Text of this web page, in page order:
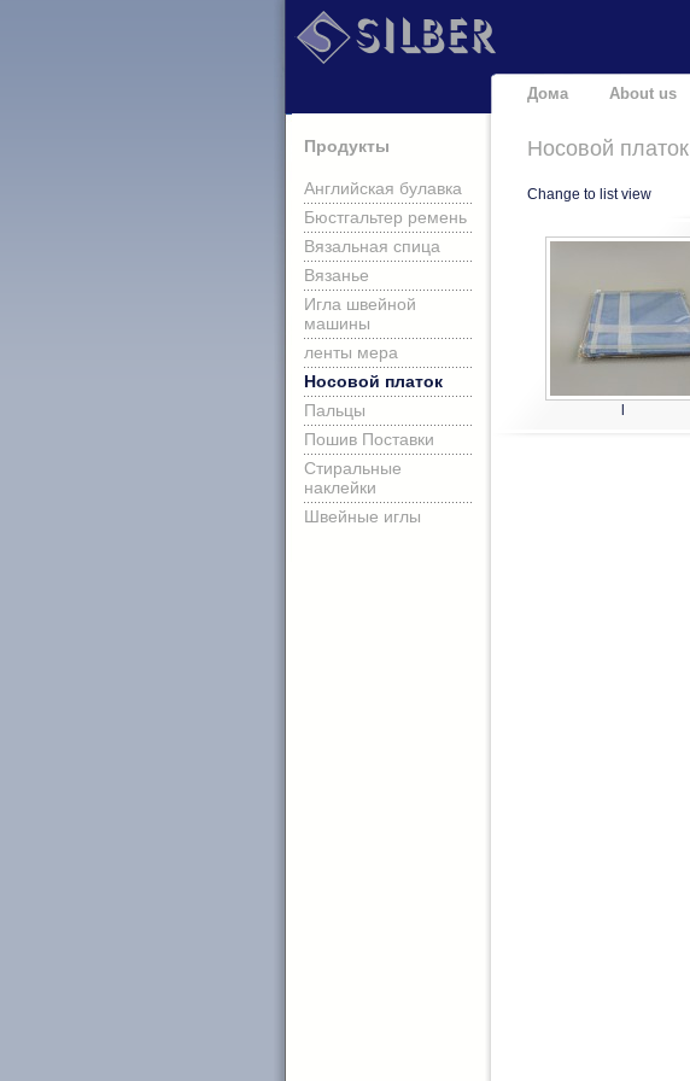
Дома About us
Продукты
Английская булавка
Бюстгальтер ремень
Вязальная спица
Вязанье
Игла швейной
машины
ленты мера
Носовой платок
Пальцы
Пошив Поставки
Стиральные
наклейки
Швейные иглы
Носовой платок
Change to list view